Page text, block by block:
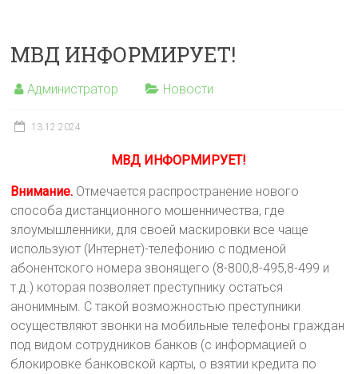
МВД ИНФОРМИРУЕТ!
Администратор Новости
13.12.2024
МВД ИНФОРМИРУЕТ!
Внимание. Отмечается распространение нового
способа дистанционного мошенничества, где
злоумышленники, для своей маскировки все чаще
используют (Интернет)-телефонию с подменой
абонентского номера звонящего (8-800,8-495,8-499 и
т.д.) которая позволяет преступнику остаться
анонимным. С такой возможностью преступники
осуществляют звонки на мобильные телефоны граждан
под видом сотрудников банков (с информацией о
блокировке банковской карты, о взятии кредита по